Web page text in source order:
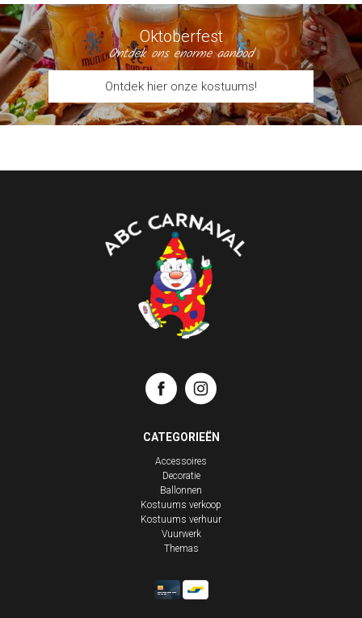
Oktoberfest
Ontdek ons enorme aanbod
Ontdek hier onze kostuums!
CATEGORIEËN
Accessoires
Decoratie
Ballonnen
Kostuums verkoop
Kostuums verhuur
Vuurwerk
Themas